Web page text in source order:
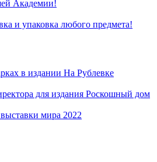
Академии!
и упаковка любого предмета!
в издании На Рублевке
для издания Роскошный дом
мира 2022